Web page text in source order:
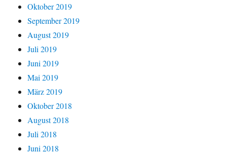
Oktober 2019
September 2019
August 2019
Juli 2019
Juni 2019
Mai 2019
März 2019
Oktober 2018
August 2018
Juli 2018
Juni 2018